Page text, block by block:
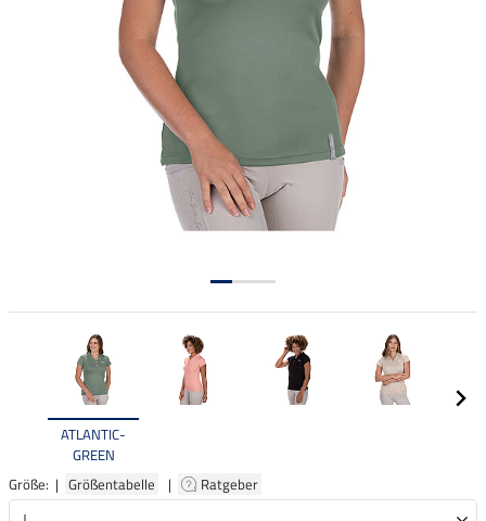
ATLANTIC-
GREEN
Größe: | Größentabelle | Ratgeber